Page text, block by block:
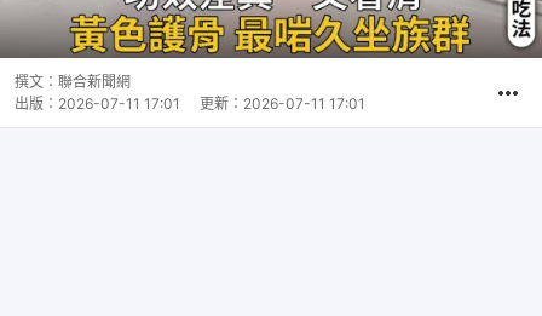
撰文： 聯合新聞網
出版： 2026-07-11 17:01 更新： 2026-07-11 17:01